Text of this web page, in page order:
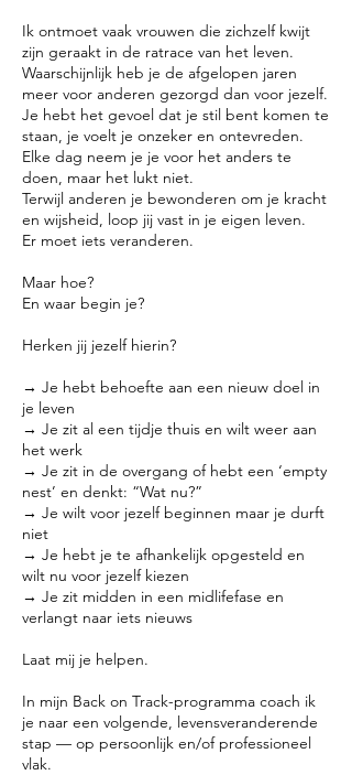
Ik ontmoet vaak vrouwen die zichzelf kwijt
zijn geraakt in de ratrace van het leven.
Waarschijnlijk heb je de afgelopen jaren
meer voor anderen gezorgd dan voor jezelf.
Je hebt het gevoel dat je stil bent komen te
staan, je voelt je onzeker en ontevreden.
Elke dag neem je je voor het anders te
doen, maar het lukt niet.
Terwijl anderen je bewonderen om je kracht
en wijsheid, loop jij vast in je eigen leven.
Er moet iets veranderen.
Maar hoe?
En waar begin je?
Herken jij jezelf hierin?
→ Je hebt behoefte aan een nieuw doel in
je leven
→ Je zit al een tijdje thuis en wilt weer aan
het werk
→ Je zit in de overgang of hebt een ‘empty
nest’ en denkt: “Wat nu?”
→ Je wilt voor jezelf beginnen maar je durft
niet
→ Je hebt je te afhankelijk opgesteld en
wilt nu voor jezelf kiezen
→ Je zit midden in een midlifefase en
verlangt naar iets nieuws
Laat mij je helpen.
In mijn Back on Track-programma coach ik
je naar een volgende, levensveranderende
stap — op persoonlijk en/of professioneel
vlak.